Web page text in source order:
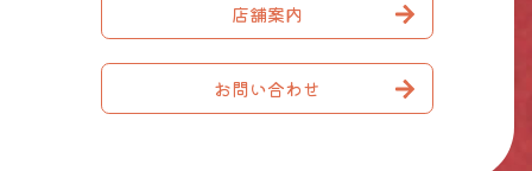
店舗案内
お問い合わせ